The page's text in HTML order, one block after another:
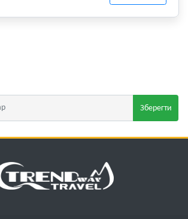
Зберегти